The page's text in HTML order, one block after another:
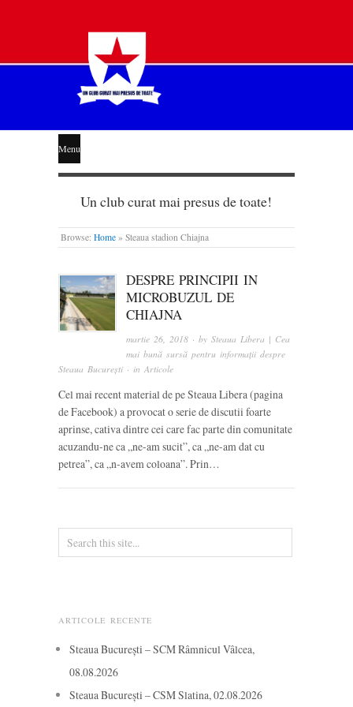
STEAUA
LIBERĂ
Menu
Un club curat mai presus de toate!
Browse: Home » Steaua stadion Chiajna
DESPRE PRINCIPII IN
MICROBUZUL DE
CHIAJNA
martie 26, 2018 · bySteaua Libera | Cea
mai bună sursă pentru informații despre
Steaua București · in Articole
Cel mai recent material de pe Steaua Libera (pagina
de Facebook) a provocat o serie de discutii foarte
aprinse, cativa dintre cei care fac parte din comunitate
acuzandu-ne ca „ne-am sucit”, ca „ne-am dat cu
petrea”, ca „n-avem coloana”. Prin…
ARTICOLE RECENTE
Steaua București – SCM Râmnicul Vâlcea,
08.08.2026
Steaua București – CSM Slatina, 02.08.2026